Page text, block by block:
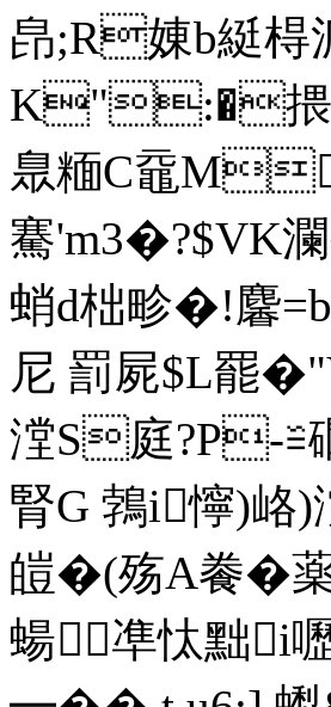
皍;R娻b綎棏
K":�揋Ig
臮糆C黿
騫
蛸d柮畛�!麘
尼 罰屍$L罷
漟S庭?P-≌
腎G 鵓i懧)
皚�(殇A餋�
蝪凖忲黜i